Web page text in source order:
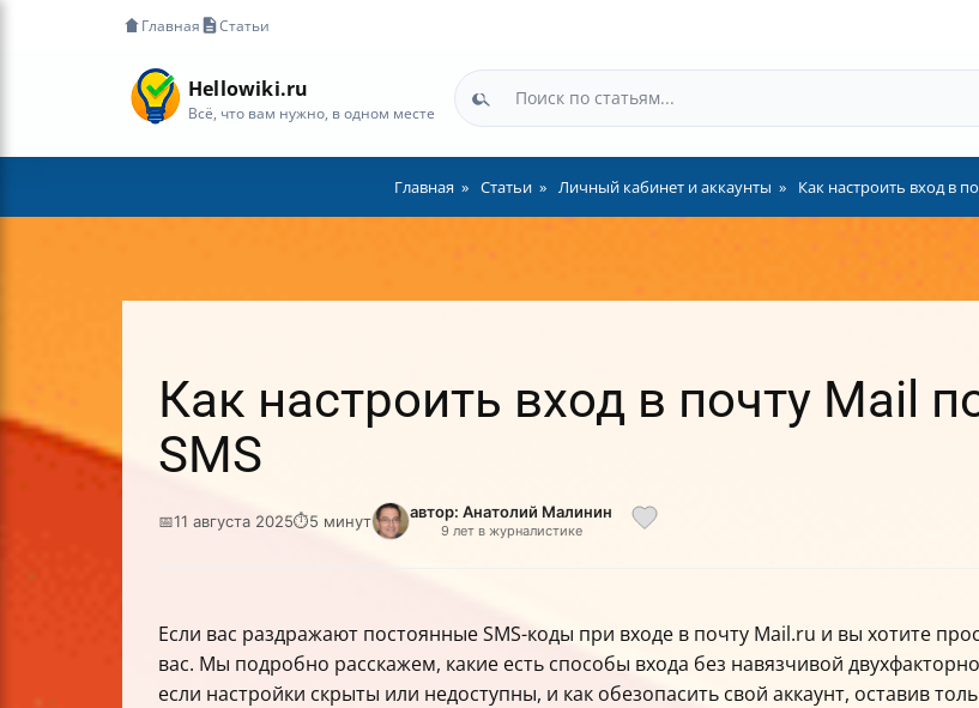
Главная Статьи
Hellowiki.ru
Всё, что вам нужно, в одном месте
Главная Статьи Личный кабинет и аккаунты Как настроить вход в
Как настроить вход в почту Mail
SMS
📅11 августа 2025⏱5 минут автор: Анатолий Малинин
9 лет в журналистике
Если вас раздражают постоянные SMS-коды при входе в почту Mail.ru и вы хотите
вас. Мы подробно расскажем, какие есть способы входа без навязчивой
если настройки скрыты или недоступны, и как обезопасить свой аккаунт, оставив